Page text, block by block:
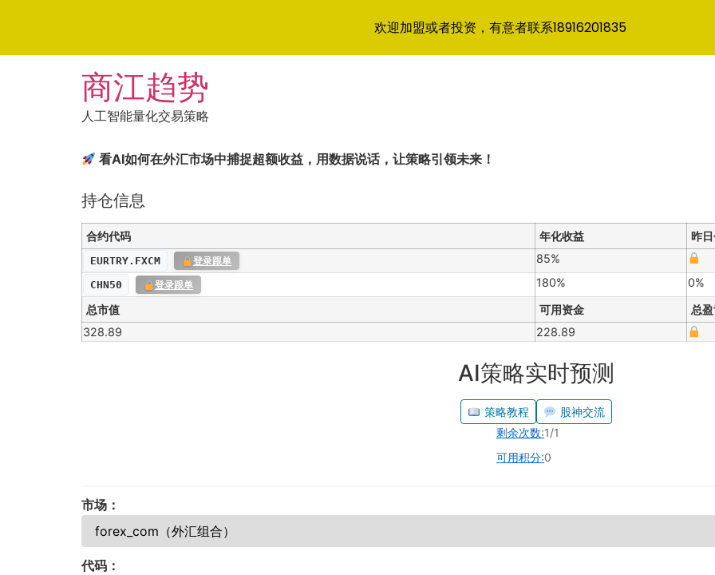
商江趋势
人工智能量化交易策略
看AI如何在外汇市场中捕捉超额收益，用数据说话，让策略引领未来！
持仓信息
合约代码 年化收益 昨
EURTRY.FXCM 登录跟单 85%
CHN50 登录跟单 180%
0%
总市值
可用资金
总
328.89
228.89
AI策略实时预测
策略教程
股神交流
剩余次数:1/1
可用积分:0
市场：
代码：
欢迎加盟或者投资，有意者联系18916201835